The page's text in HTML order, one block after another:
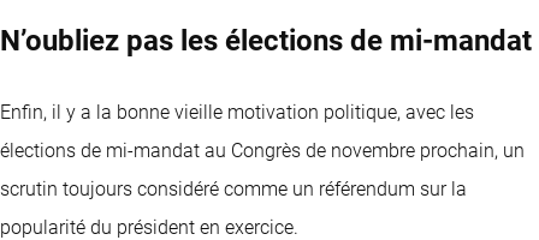
N’oubliez pas les élections de mi-mandat
Enfin, il y a la bonne vieille motivation politique, avec les
élections de mi-mandat au Congrès de novembre prochain, un
scrutin toujours considéré comme un référendum sur la
popularité du président en exercice.